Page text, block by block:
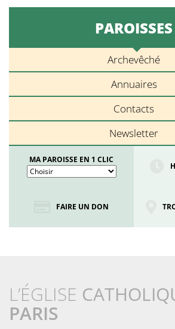
PAROISSES
Archevêché
Annuaires
Contacts
Newsletter
MA PAROISSE EN 1 CLIC
FAIRE UN DON
L’ÉGLISE
PARIS